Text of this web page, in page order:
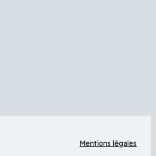
Mentions légales